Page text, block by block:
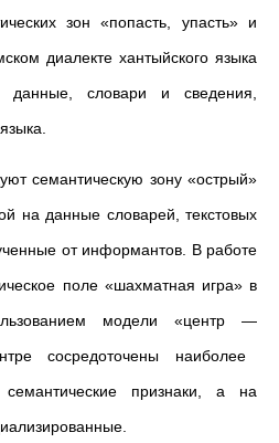
зон «попасть, упасть» и
диалекте хантыйского языка
данные, словари и сведения,
семантическую зону «острый»
на данные словарей, текстовых
от информантов. В работе
поле «шахматная игра» в
модели «центр —
сосредоточены наиболее
семантические признаки, а на